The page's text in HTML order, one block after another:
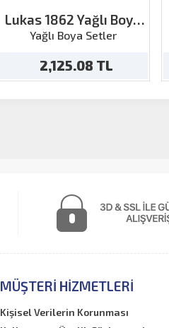
Lukas 1862 Yağlı Boya
Limon sarısı 200ml
Yağlı Boya Setler
2,125.08 TL
MÜŞTERI HIZMETLERI
Kişisel Verilerin Korunması